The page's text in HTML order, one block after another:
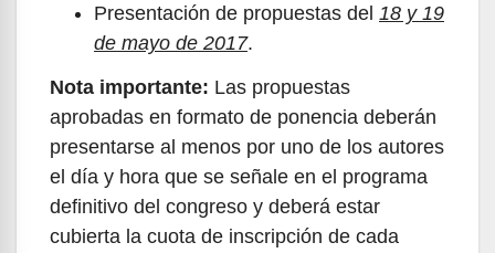
Presentación de propuestas del 18 y 19
de mayo de 2017.
Nota importante: Las propuestas
aprobadas en formato de ponencia deberán
presentarse al menos por uno de los autores
el día y hora que se señale en el programa
definitivo del congreso y deberá estar
cubierta la cuota de inscripción de cada